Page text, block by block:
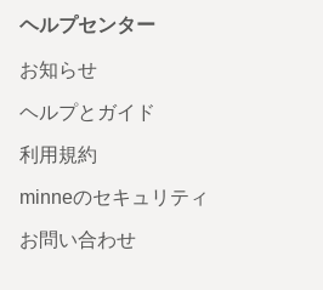
ヘルプセンター
お知らせ
ヘルプとガイド
利用規約
minneのセキュリティ
お問い合わせ